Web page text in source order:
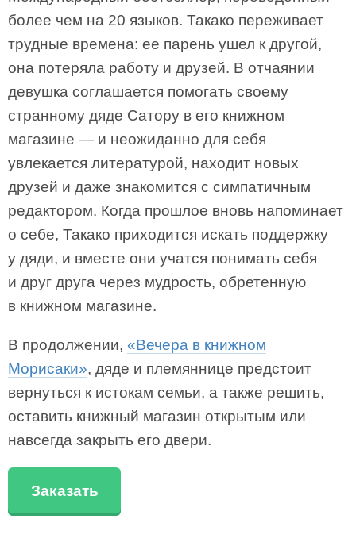
более чем на 20 языков. Такако переживает
трудные времена: ее парень ушел к другой,
она потеряла работу и друзей. В отчаянии
девушка соглашается помогать своему
странному дяде Сатору в его книжном
магазине — и неожиданно для себя
увлекается литературой, находит новых
друзей и даже знакомится с симпатичным
редактором. Когда прошлое вновь напоминает
о себе, Такако приходится искать поддержку
у дяди, и вместе они учатся понимать себя
и друг друга через мудрость, обретенную
в книжном магазине.
В продолжении, «Вечера в книжном
Морисаки», дяде и племяннице предстоит
вернуться к истокам семьи, а также решить,
оставить книжный магазин открытым или
навсегда закрыть его двери.
Заказать